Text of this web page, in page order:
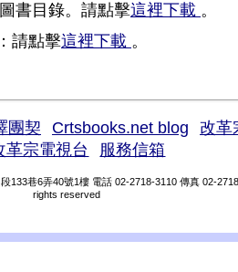
書目錄。請點擊這裡下載 。
請點擊這裡下載 。
團契 Crtsbooks.net blog
改革
革宗電視台 服務信箱
133巷6弄40號1樓 電話 02-2718-3110 傳真 02-
rights reserved